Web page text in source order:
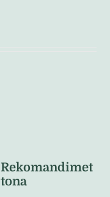
Politikat e kthimeve
Rekomandimet
tona